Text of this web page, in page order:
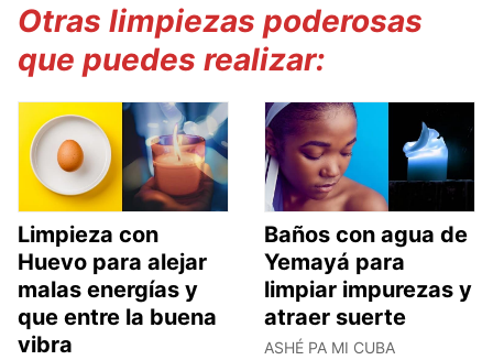
Otras limpiezas poderosas
que puedes realizar:
Limpieza con
Huevo para alejar
malas energías y
que entre la buena
vibra
Baños con agua de
Yemayá para
limpiar impurezas y
atraer suerte
ASHÉ PA MI CUBA